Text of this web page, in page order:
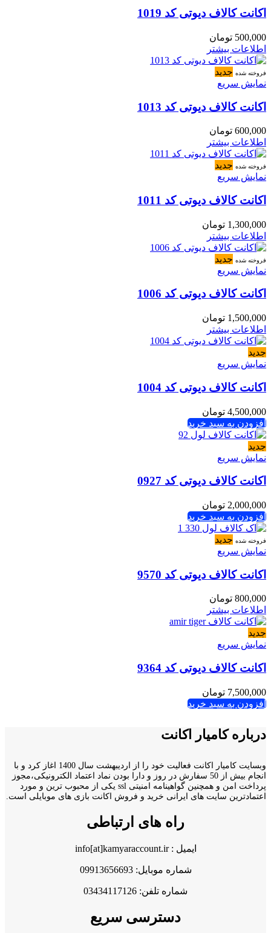
اکانت کالاف دیوتی کد 1019
500,000 تومان
اطلاعات بیشتر
فروخته شده جدید
نمایش سریع
اکانت کالاف دیوتی کد 1013
600,000 تومان
اطلاعات بیشتر
فروخته شده جدید
نمایش سریع
اکانت کالاف دیوتی کد 1011
1,300,000 تومان
اطلاعات بیشتر
فروخته شده جدید
نمایش سریع
اکانت کالاف دیوتی کد 1006
1,500,000 تومان
اطلاعات بیشتر
جدید
نمایش سریع
اکانت کالاف دیوتی کد 1004
4,500,000 تومان
افزودن به سبد خرید
جدید
نمایش سریع
اکانت کالاف دیوتی کد 0927
2,000,000 تومان
افزودن به سبد خرید
فروخته شده جدید
نمایش سریع
اکانت کالاف دیوتی کد 9570
800,000 تومان
اطلاعات بیشتر
جدید
نمایش سریع
اکانت کالاف دیوتی کد 9364
7,500,000 تومان
افزودن به سبد خرید
درباره کامیار اکانت
وبسایت کامیار اکانت فعالیت خود را از اردیبهشت سال 1400 اغاز کرد و با
انجام بیش از 50 سفارش در روز و دارا بودن نماد اعتماد الکترونیکی،مجوز
پرداخت امن و همچنین گواهینامه امنیتی ssl یکی از محبوب ترین و مورد
اعتمادترین سایت های ایرانی خرید و فروش اکانت بازی های موبایلی است.
راه های ارتباطی
ایمیل : info[at]kamyaraccount.ir
شماره موبایل: 09913656693
شماره تلفن: 03434117126
دسترسی سریع